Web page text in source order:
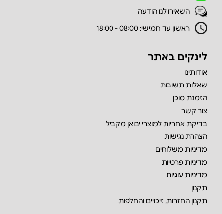
השאירו לנו הודעה
ראשון עד חמישי: 08:00 - 18:00
לינקים באתר
אודותינו
שאלות תשובות
הזמנת סוכן
צור קשר
בדיקת אחריות למוצרי יבואן מקביל
הצהרת נגישות
מדיניות משלוחים
מדיניות פרטיות
מדיניות עוגיות
תקנון
תקנון החזרות, זיכויים והחלפות